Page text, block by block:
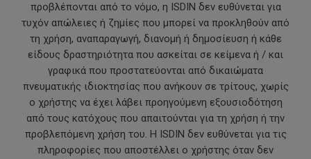
προβλέπονται από το νόμο, η ISDIN δεν ευθύνεται για
τυχόν απώλειες ή ζημίες που μπορεί να προκληθούν από
τη χρήση, αναπαραγωγή, διανομή ή δημοσίευση ή κάθε
είδους δραστηριότητα που ασκείται σε κείμενα ή / και
γραφικά που προστατεύονται από δικαιώματα
πνευματικής ιδιοκτησίας που ανήκουν σε τρίτους, χωρίς
ο χρήστης να έχει λάβει προηγούμενη εξουσιοδότηση
από τους κατόχους που απαιτούνται για τη χρήση ή την
προβλεπόμενη χρήση του. Η ISDIN δεν ευθύνεται για τις
πληροφορίες που αποστέλλει ο χρήστης όταν δεν